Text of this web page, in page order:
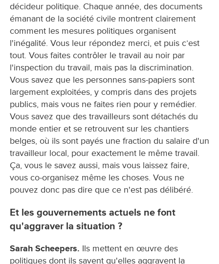
décideur politique. Chaque année, des documents
émanant de la société civile montrent clairement
comment les mesures politiques organisent
l'inégalité. Vous leur répondez merci, et puis c’est
tout. Vous faites contrôler le travail au noir par
l'inspection du travail, mais pas la discrimination.
Vous savez que les personnes sans-papiers sont
largement exploitées, y compris dans des projets
publics, mais vous ne faites rien pour y remédier.
Vous savez que des travailleurs sont détachés du
monde entier et se retrouvent sur les chantiers
belges, où ils sont payés une fraction du salaire d'un
travailleur local, pour exactement le même travail.
Ça, vous le savez aussi, mais vous laissez faire,
vous co-organisez même les choses. Vous ne
pouvez donc pas dire que ce n'est pas délibéré.
Et les gouvernements actuels ne font
qu'aggraver la situation ?
Sarah Scheepers. Ils mettent en œuvre des
politiques dont ils savent qu'elles aggravent la